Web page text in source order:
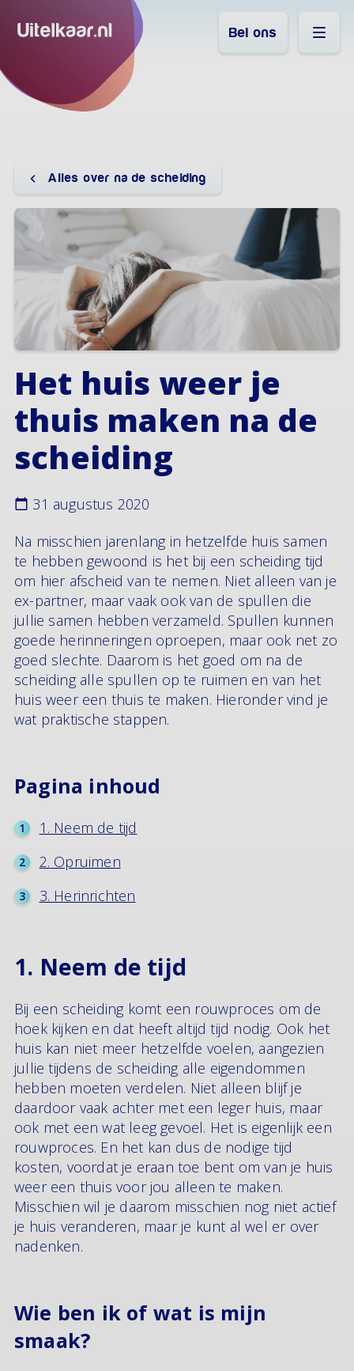
Bel ons
Alles over na de scheiding
Het huis weer je
thuis maken na de
scheiding
31 augustus 2020
Na misschien jarenlang in hetzelfde huis samen
te hebben gewoond is het bij een scheiding tijd
om hier afscheid van te nemen. Niet alleen van je
ex-partner, maar vaak ook van de spullen die
jullie samen hebben verzameld. Spullen kunnen
goede herinneringen oproepen, maar ook net zo
goed slechte. Daarom is het goed om na de
scheiding alle spullen op te ruimen en van het
huis weer een thuis te maken. Hieronder vind je
wat praktische stappen.
Pagina inhoud
1. Neem de tijd
2. Opruimen
3. Herinrichten
1. Neem de tijd
Bij een scheiding komt een rouwproces om de
hoek kijken en dat heeft altijd tijd nodig. Ook het
huis kan niet meer hetzelfde voelen, aangezien
jullie tijdens de scheiding alle eigendommen
hebben moeten verdelen. Niet alleen blijf je
daardoor vaak achter met een leger huis, maar
ook met een wat leeg gevoel. Het is eigenlijk een
rouwproces. En het kan dus de nodige tijd
kosten, voordat je eraan toe bent om van je huis
weer een thuis voor jou alleen te maken.
Misschien wil je daarom misschien nog niet actief
je huis veranderen, maar je kunt al wel er over
nadenken.
Wie ben ik of wat is mijn
smaak?